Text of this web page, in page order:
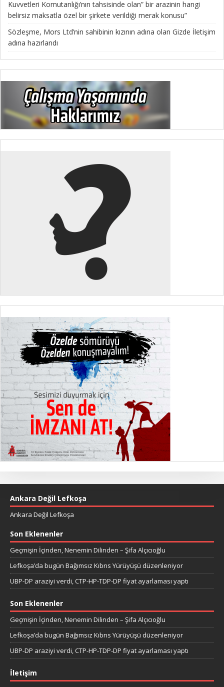
Kuvvetleri Komutanlığı’nın tahsisinde olan” bir arazinin hangi
belirsiz maksatla özel bir şirkete verildiği merak konusu”
Sözleşme, Mors Ltd’nin sahibinin kızının adına olan Gizde İletişim
adına hazırlandı
Ankara Değil Lefkoşa
Ankara Değil Lefkoşa
Son Eklenenler
Geçmişin İçinden, Nenemin Dilinden – Şifa Alçıcıoğlu
Lefkoşa’da bugün Bağımsız Kıbrıs Yürüyüşü düzenleniyor
UBP-DP araziyi verdi, CTP-HP-TDP-DP fiyat ayarlaması yaptı
Son Eklenenler
Geçmişin İçinden, Nenemin Dilinden – Şifa Alçıcıoğlu
Lefkoşa’da bugün Bağımsız Kıbrıs Yürüyüşü düzenleniyor
UBP-DP araziyi verdi, CTP-HP-TDP-DP fiyat ayarlaması yaptı
İletişim